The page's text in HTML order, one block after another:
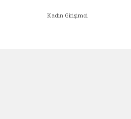
Kadın Girişimci